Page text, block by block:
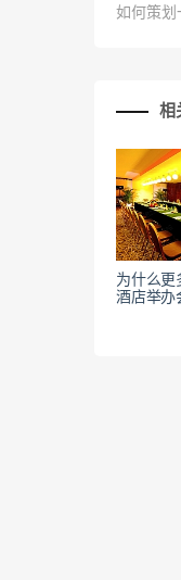
如何策划
相
为什么更
酒店举办